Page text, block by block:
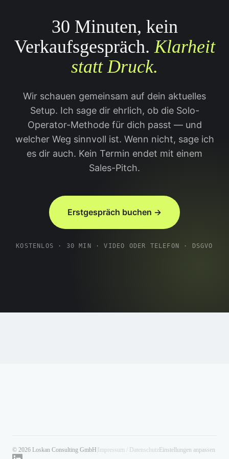
30 Minuten, kein
Verkaufsgespräch.Klarheit
statt Druck.
Wir schauen gemeinsam auf dein aktuelles
Setup. Ich sage dir ehrlich, ob die Solo-
Operator-Methode für dich passt — und
welcher Weg sinnvoll ist. Wenn nicht, sage ich
es dir auch. Kein Termin endet mit einem
Sales-Pitch.
Erstgespräch buchen →
KOSTENLOS · 30 MIN · VIDEO ODER TELEFON · DSGVO
© 2026 Loskan Consulting GmbH Impressum / Datenschutz Einstellungen anpassen